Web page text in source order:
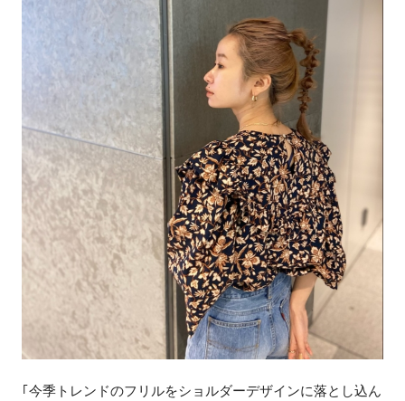
｢今季トレンドのフリルをショルダーデザインに落とし込ん